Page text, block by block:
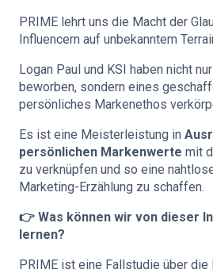
PRIME lehrt uns die Macht der
Influencern auf unbekanntem
Logan Paul und KSI haben nicht
beworben, sondern eines
persönliches Markenethos
Es ist eine Meisterleistung in
persönlichen Markenwerte mit
zu verknüpfen und so eine
Marketing-Erzählung zu schaffen.
👉 Was können wir von dieser
lernen?
PRIME ist eine Fallstudie über die